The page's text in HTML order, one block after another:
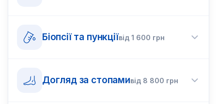
Біопсії та пункціївід 1 600 грн
Догляд за стопамивід 8 800 грн